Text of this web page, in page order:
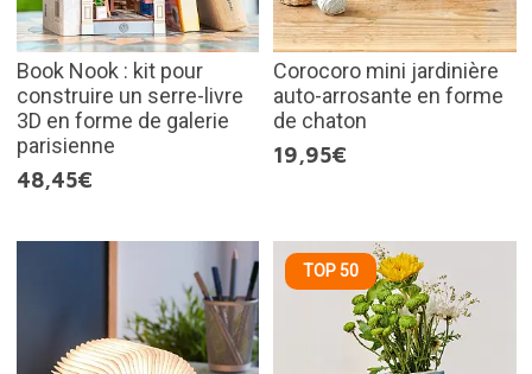
Book Nook : kit pour
construire un serre-livre
3D en forme de galerie
parisienne
48,45€
Corocoro mini jardinière
auto-arrosante en forme
de chaton
19,95€
TOP 50